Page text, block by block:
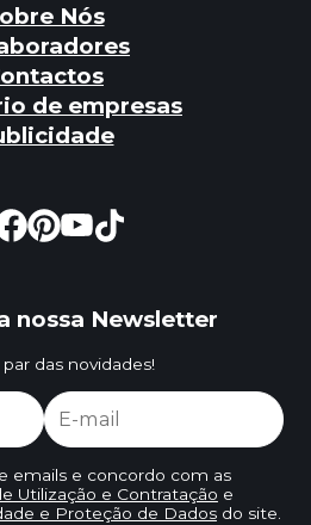
Nós
de empresas
nossa Newsletter
par das novidades!
emails e concordo com as
Utilização e Contratação e
e Proteção de Dadosdo site.